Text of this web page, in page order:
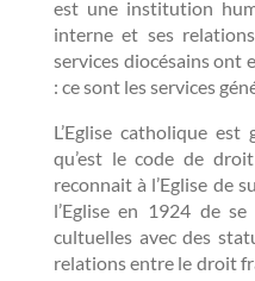
est une institution
interne et ses
services diocésains ont
: ce sont les services
L’Eglise catholique
qu’est le code de
reconnait à l’Eglise de
l’Eglise en 1924 de
cultuelles avec des
relations entre le droit